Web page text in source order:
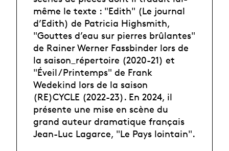
même le texte : "Edith" (Le journal
d’Edith) de Patricia Highsmith,
"Gouttes d’eau sur pierres brûlantes"
de Rainer Werner Fassbinder lors de
la saison_répertoire (2020-21) et
"Éveil /Printemps" de Frank
Wedekind lors de la saison
(RE)CYCLE (2022-23). En 2024, il
présente une mise en scène du
grand auteur dramatique français
Jean-Luc Lagarce, "Le Pays lointain".